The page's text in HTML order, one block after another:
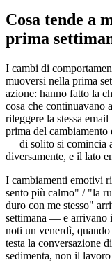
Cosa tende a
prima
I cambi di
muoversi nella prima
azione: hanno fatto la
cosa che continuavano
rileggere la stessa
prima del
— di solito si comincia
diversamente, e il lato
I cambiamenti emotivi
sento più calmo" / "la
duro con me stesso"
settimana — e arrivano
noti un venerdì,
testa la conversazione
sedimenta, non il